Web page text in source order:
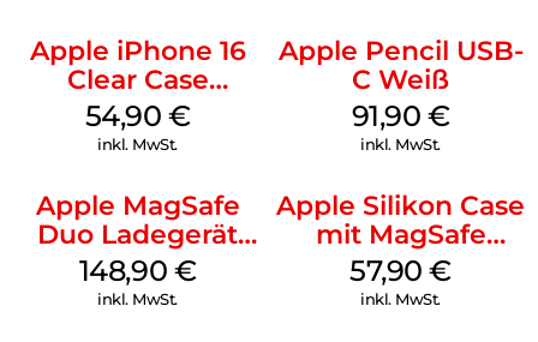
Apple iPhone 16
Clear Case
MagSafe
Transparent
54,90 €
inkl. MwSt.
Apple Pencil USB-
C Weiß
91,90 €
inkl. MwSt.
Apple MagSafe
Duo Ladegerät
Weiß
148,90 €
inkl. MwSt.
Apple Silikon Case
mit MagSafe
iPhone 14 Pro
(PRODUCT)RED
57,90€
inkl. MwSt.